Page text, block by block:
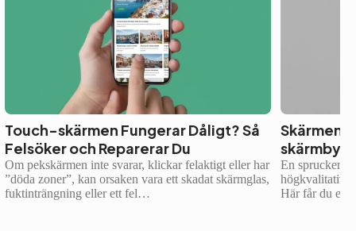
Touch-skärmen Fungerar Dåligt? Så
Felsöker och Reparerar Du
Om pekskärmen inte svarar, klickar felaktigt eller har
”döda zoner”, kan orsaken vara ett skadat skärmglas,
fuktinträngning eller ett fel…
Skärmen
En sprucken
högkvalitativa
Här får du ett